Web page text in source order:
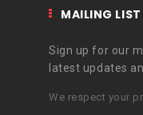
MAILING LIST
Sign up for our
latest updates
We respect your